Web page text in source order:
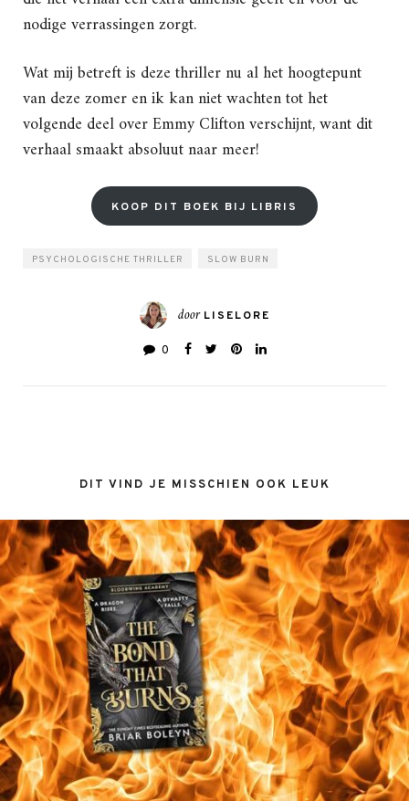
nodige verrassingen zorgt.
Wat mij betreft is deze thriller nu al het hoogtepunt
van deze zomer en ik kan niet wachten tot het
volgende deel over Emmy Clifton verschijnt, want dit
verhaal smaakt absoluut naar meer!
KOOP DIT BOEK BIJ LIBRIS
PSYCHOLOGISCHE THRILLER SLOW BURN
door LISELORE
0
DIT VIND JE MISSCHIEN OOK LEUK